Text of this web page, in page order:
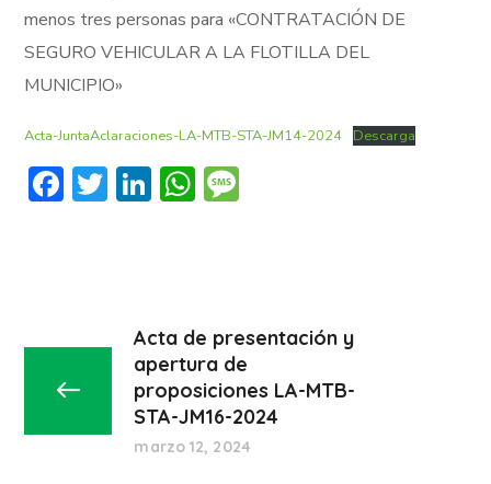
menos tres personas para «CONTRATACIÓN DE
SEGURO VEHICULAR A LA FLOTILLA DEL
MUNICIPIO»
Acta-JuntaAclaraciones-LA-MTB-STA-JM14-2024 Descarga
Facebook
Twitter
LinkedIn
WhatsApp
Acta de presentación y
apertura de
proposiciones LA-MTB-
STA-JM16-2024
marzo 12, 2024